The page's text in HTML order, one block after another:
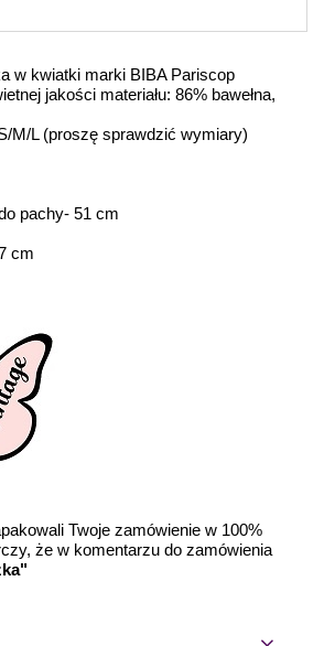
w kwiatki marki BIBA Pariscop
jakości materiału: 86% bawełna,
M/L (proszę sprawdzić wymiary)
pachy- 51 cm
na dole- 47 cm
Twoje zamówienie w 100%
że w komentarzu do zamówienia